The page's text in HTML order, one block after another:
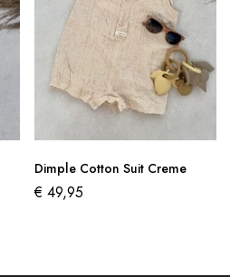
Dimple Cotton Suit Creme
€ 49,95